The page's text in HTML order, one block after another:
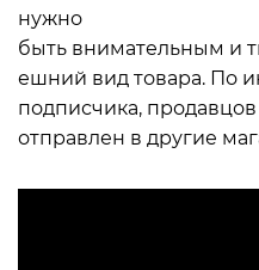
нужно
быть внимательным и
ешний вид товара. По
подписчика,
отправлен в другие